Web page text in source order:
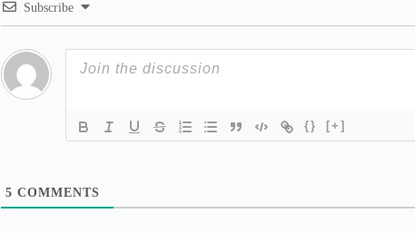
Subscribe
{} [+]
5 COMMENTS